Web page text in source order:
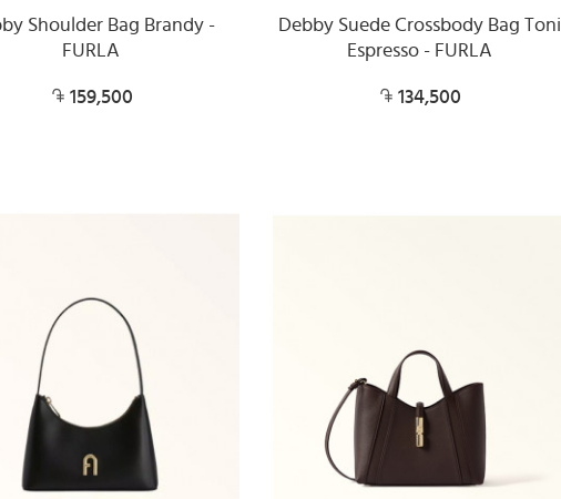
Shoulder Bag Brandy -
FURLA
159,500
Debby Suede Crossbody Bag Toni
Espresso - FURLA
134,500